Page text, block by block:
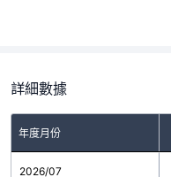
詳細數據
年度月份
2026/07